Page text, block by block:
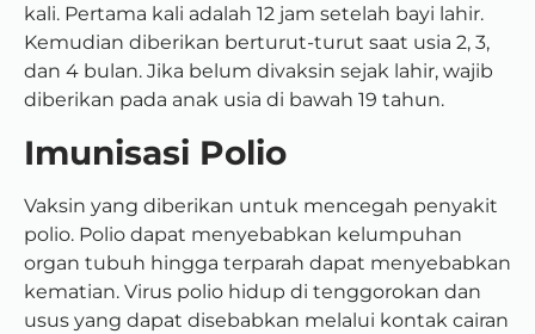
kali. Pertama kali adalah 12 jam setelah bayi lahir.
Kemudian diberikan berturut-turut saat usia 2, 3,
dan 4 bulan. Jika belum divaksin sejak lahir, wajib
diberikan pada anak usia di bawah 19 tahun.
Imunisasi Polio
Vaksin yang diberikan untuk mencegah penyakit
polio. Polio dapat menyebabkan kelumpuhan
organ tubuh hingga terparah dapat menyebabkan
kematian. Virus polio hidup di tenggorokan dan
usus yang dapat disebabkan melalui kontak cairan